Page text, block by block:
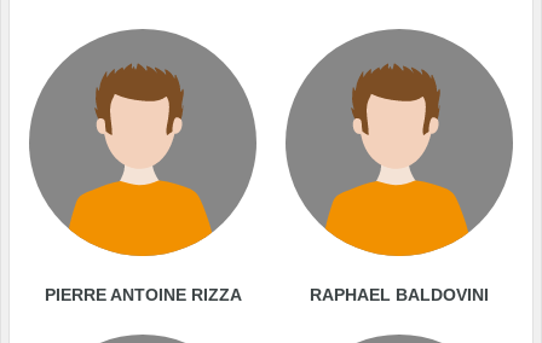
PIERRE ANTOINE RIZZA RAPHAEL BALDOVINI